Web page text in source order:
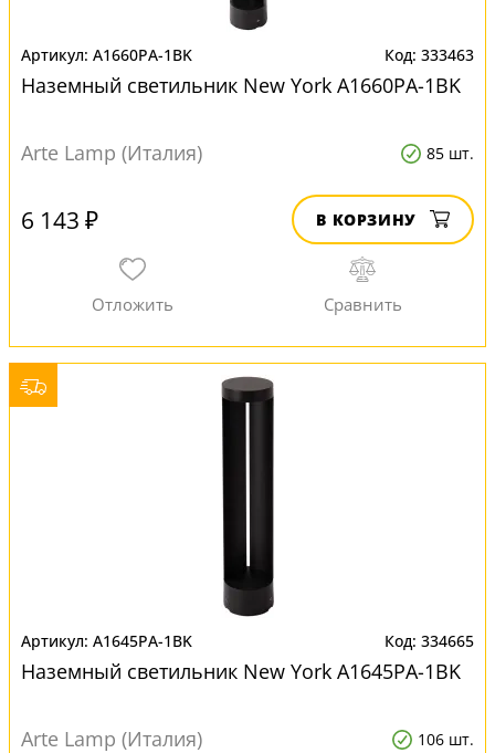
A1660PA-1BK 333463
Наземный светильник New York A1660PA-1BK
Arte Lamp (Италия) 85 шт.
6 143 ₽ В КОРЗИНУ
A1645PA-1BK 334665
Наземный светильник New York A1645PA-1BK
Arte Lamp (Италия) 106 шт.